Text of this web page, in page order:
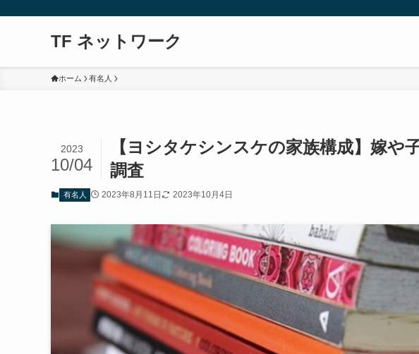
TF ネットワーク
ホーム 有名人
【ヨシタケシンスケの家族構成】嫁や
調査
2023
10/04
有名人 2023年8月11日 2023年10月4日